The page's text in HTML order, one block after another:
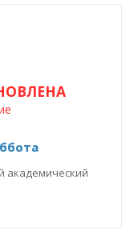
академический